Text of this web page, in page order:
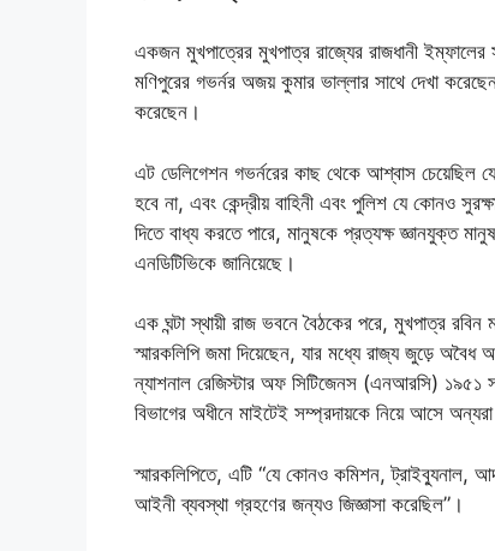
একজন মুখপাত্রের মুখপাত্র রাজ্যের রাজধানী
মণিপুরের গভর্নর অজয় ​​কুমার ভাল্লার সাথে দেখা
করেছেন।
এট ডেলিগেশন গভর্নরের কাছ থেকে আশ্বাস চেয়েছিল
হবে না, এবং কেন্দ্রীয় বাহিনী এবং পুলিশ যে কোনও
দিতে বাধ্য করতে পারে, মানুষকে প্রত্যক্ষ জ্ঞানযুক্ত
এনডিটিভিকে জানিয়েছে।
এক ঘন্টা স্থায়ী রাজ ভবনে বৈঠকের পরে, মুখপাত্র
স্মারকলিপি জমা দিয়েছেন, যার মধ্যে রাজ্য জুড়ে
ন্যাশনাল রেজিস্টার অফ সিটিজেনস (এনআরসি) ১৯৫১
বিভাগের অধীনে মাইটেই সম্প্রদায়কে নিয়ে আসে
স্মারকলিপিতে, এটি “যে কোনও কমিশন, ট্রাইব্যুনাল,
আইনী ব্যবস্থা গ্রহণের জন্যও জিজ্ঞাসা করেছিল”।